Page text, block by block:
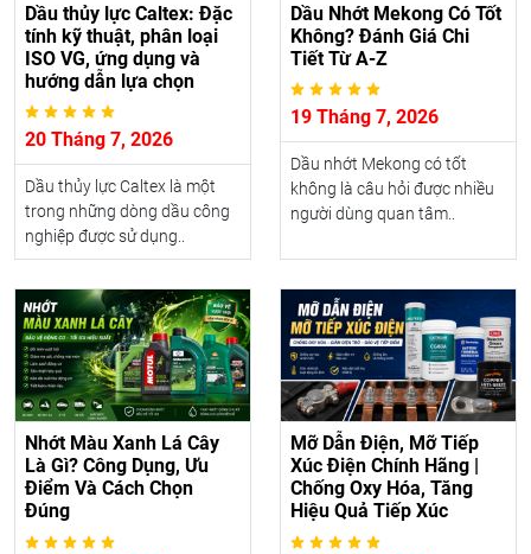
Dầu thủy lực Caltex: Đặc
tính kỹ thuật, phân loại
ISO VG, ứng dụng và
hướng dẫn lựa chọn
20 Tháng 7, 2026
Dầu thủy lực Caltex là một
trong những dòng dầu công
nghiệp được sử dụng..
Dầu Nhớt Mekong Có Tốt
Không? Đánh Giá Chi
Tiết Từ A-Z
19 Tháng 7, 2026
Dầu nhớt Mekong có tốt
không là câu hỏi được nhiều
người dùng quan tâm..
Nhớt Màu Xanh Lá Cây
Là Gì? Công Dụng, Ưu
Điểm Và Cách Chọn
Đúng
Mỡ Dẫn Điện, Mỡ Tiếp
Xúc Điện Chính Hãng |
Chống Oxy Hóa, Tăng
Hiệu Quả Tiếp Xúc